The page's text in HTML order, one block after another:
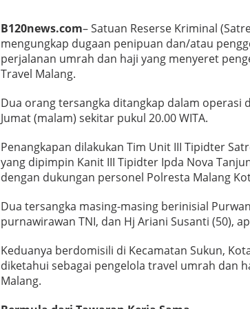
r
v
e
l
m
a
D
i
c
u
k
o
l
i
B120news.com– Satuan Reserse Kriminal
mengungkap dugaan penipuan dan/atau
perjalanan umrah dan haji yang menyeret
Travel Malang.
Dua orang tersangka ditangkap dalam operasi
Jumat (malam) sekitar pukul 20.00 WITA.
Penangkapan dilakukan Tim Unit III Tipidter
yang dipimpin Kanit III Tipidter Ipda Nova
dengan dukungan personel Polresta Malang
Dua tersangka masing-masing berinisial
purnawirawan TNI, dan Hj Ariani Susanti (50),
Keduanya berdomisili di Kecamatan Sukun,
diketahui sebagai pengelola travel umrah dan
Malang.